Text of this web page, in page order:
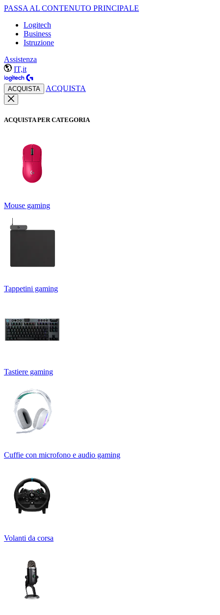
PASSA AL CONTENUTO PRINCIPALE
Logitech
Business
Istruzione
Assistenza
IT,it
ACQUISTA ACQUISTA
ACQUISTA PER CATEGORIA
Mouse gaming
Tappetini gaming
Tastiere gaming
Cuffie con microfono e audio gaming
Volanti da corsa